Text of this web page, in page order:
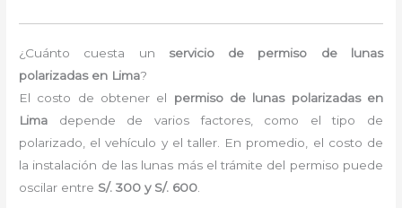
¿Cuánto cuesta un servicio de permiso de lunas
polarizadas en Lima?
El costo de obtener el permiso de lunas polarizadas en
Lima depende de varios factores, como el tipo de
polarizado, el vehículo y el taller. En promedio, el costo de
la instalación de las lunas más el trámite del permiso puede
oscilar entre S/. 300 y S/. 600.